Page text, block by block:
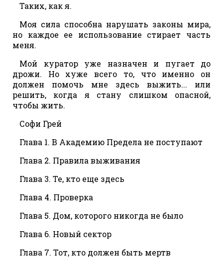
Таких, как я.
Моя сила способна нарушать законы мира,
но каждое ее использование стирает часть
меня.
Мой куратор уже назначен и пугает до
дрожи. Но хуже всего то, что именно он
должен помочь мне здесь выжить... или
решить, когда я стану слишком опасной,
чтобы жить.
Софи Грей
Глава 1. В Академию Предела не поступают
Глава 2. Правила выживания
Глава 3. Те, кто еще здесь
Глава 4. Проверка
Глава 5. Дом, которого никогда не было
Глава 6. Новый сектор
Глава 7. Тот, кто должен быть мертв